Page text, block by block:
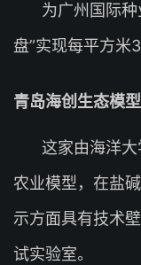
为广州国际
盘”实现每平方米
青岛海创生态模
这家由海洋
农业模型，在盐
示方面具有技术
试实验室。